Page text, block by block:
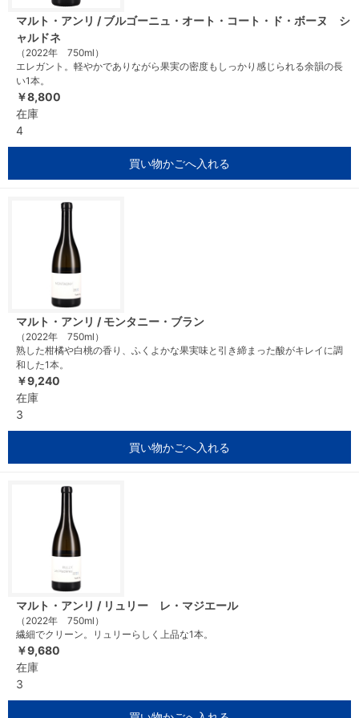
マルト・アンリ / ブルゴーニュ・オート・コート・ド・ボーヌ シ
ャルドネ
（2022年 750ml）
エレガント。軽やかでありながら果実の密度もしっかり感じられる余韻の長
い1本。
￥8,800
在庫
4
買い物かごへ入れる
マルト・アンリ / モンタニー・ブラン
（2022年 750ml）
熟した柑橘や白桃の香り、ふくよかな果実味と引き締まった酸がキレイに調
和した1本。
￥9,240
在庫
3
買い物かごへ入れる
マルト・アンリ / リュリー レ・マジエール
（2022年 750ml）
繊細でクリーン。リュリーらしく上品な1本。
￥9,680
在庫
3